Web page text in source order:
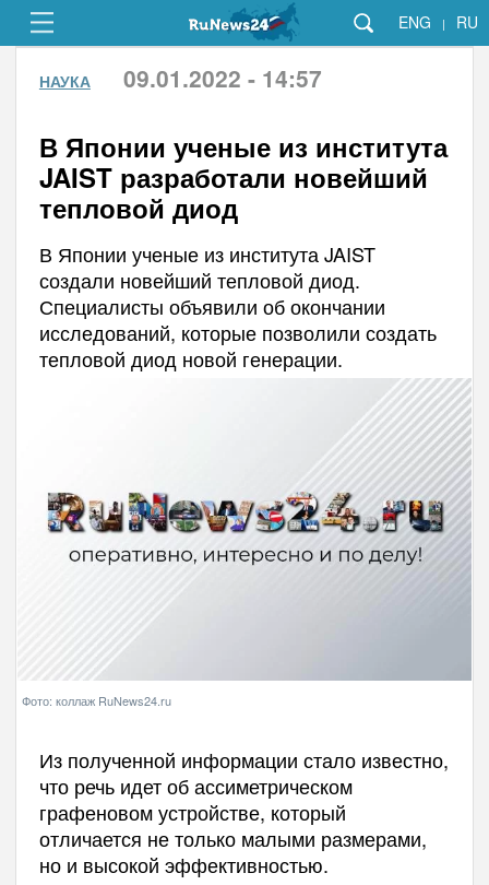
ENG | RU
НАУКА 09.01.2022 - 14:57
В Японии ученые из института
JAIST разработали новейший
тепловой диод
В Японии ученые из института JAIST
создали новейший тепловой диод.
Специалисты объявили об окончании
исследований, которые позволили создать
тепловой диод новой генерации.
Фото: коллаж RuNews24.ru
Из полученной информации стало известно,
что речь идет об ассиметрическом
графеновом устройстве, который
отличается не только малыми размерами,
но и высокой эффективностью.